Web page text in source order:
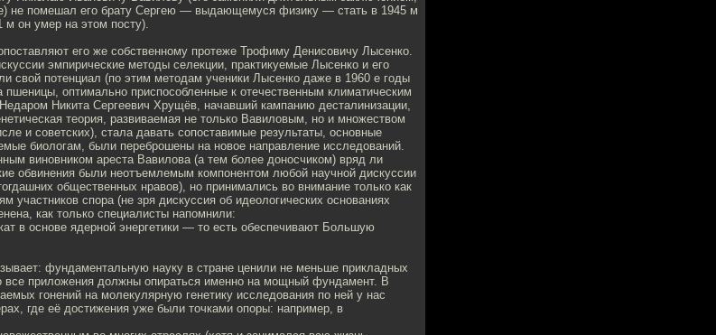
не помешал его брату Сергею — выдающемуся физику — стать в 1945 м
м он умер на этом посту).
его же собственному протеже Трофиму Денисовичу Лысенко.
эмпирические методы селекции, практикуемые Лысенко и его
свой потенциал (по этим методам ученики Лысенко даже в 1960 е годы
оптимально приспособленные к отечественным климатическим
Никита Сергеевич Хрущёв, начавший кампанию десталинизации,
теория, развиваемая не только Вавиловым, но и множеством
и советских), стала давать сопоставимые результаты, основные
биологам, были переброшены на новое направление исследований.
виновником ареста Вавилова (а тем более доносчиком) вряд ли
обвинения были неотъемлемым компонентом любой научной дискуссии
общественных нравов), но принимались во внимание только как
участников спора (не зря дискуссия об идеологических основаниях
как только специалисты напомнили:
в основе ядерной энергетики — то есть обеспечивают Большую
фундаментальную науку в стране ценили не меньше прикладных
все приложения должны опираться именно на мощный фундамент. В
гонений на молекулярную генетику исследования по ней у нас
где её достижения уже были точками опоры: например, в